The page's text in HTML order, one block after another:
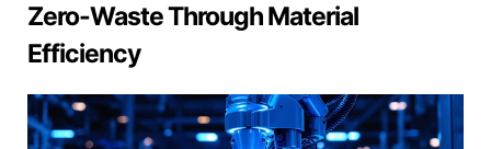
Zero-Waste Through Material
Efficiency